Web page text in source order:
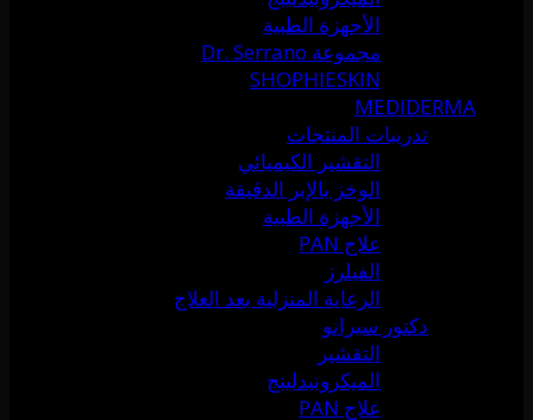
الأجهزة الطبية
مجموعة Dr. Serrano
SHOPHIESKIN
MEDIDERMA
تدريبات المنتجات
التقشير الكيميائي
الوخز بالإبر الدقيقة
الأجهزة الطبية
علاج PAN
الفيلرز
الرعاية المنزلية بعد العلاج
دكتور سيرانو
التقشير
الميكرونيدلينج
علاج PAN